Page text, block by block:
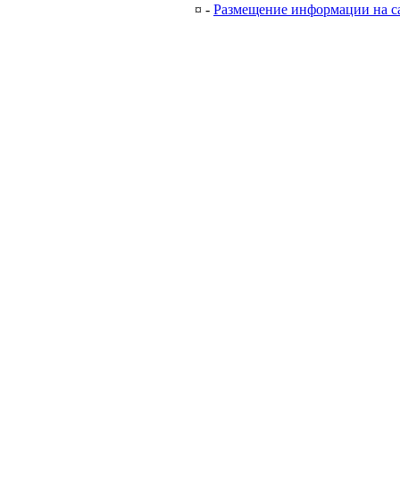
¤ - Размещение информации на